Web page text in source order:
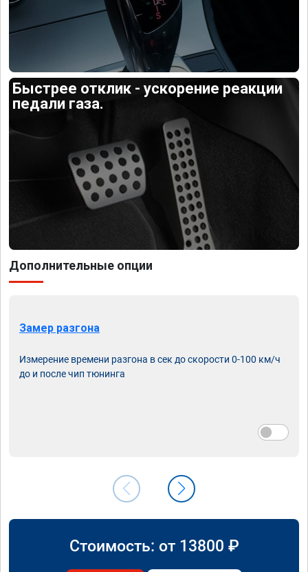
Быстрее отклик - ускорение реакции
педали газа.
Дополнительные опции
Замер разгона
Измерение времени разгона в сек до скорости 0-100 км/ч
до и после чип тюнинга
Стоимость: от 13800 ₽